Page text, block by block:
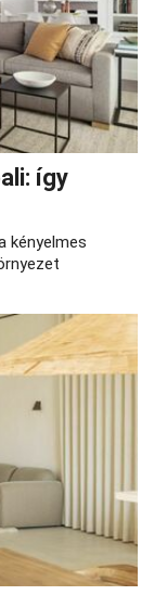
így
kényelmes